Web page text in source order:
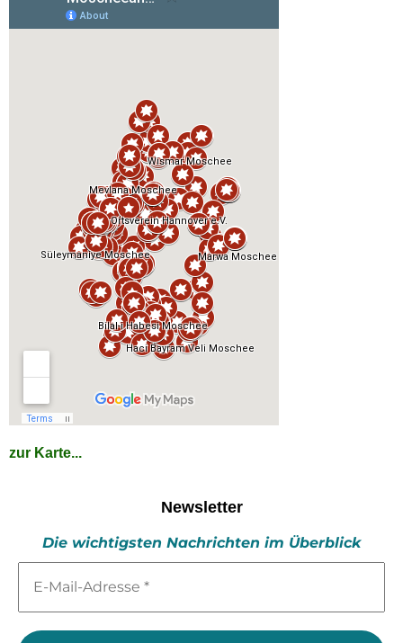
zur Karte...
Newsletter
Die wichtigsten Nachrichten im Überblick
Mail-
*